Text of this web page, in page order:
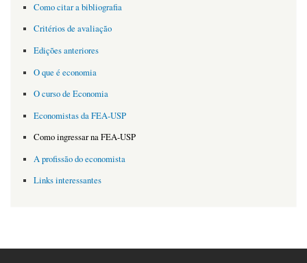
Como citar a bibliografia
Critérios de avaliação
Edições anteriores
O que é economia
O curso de Economia
Economistas da FEA-USP
Como ingressar na FEA-USP
A profissão do economista
Links interessantes